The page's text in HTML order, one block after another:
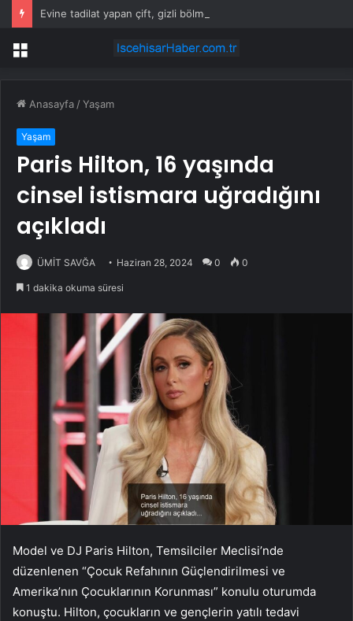
Menü
Anasayfa /Yaşam
Yaşam
Paris Hilton, 16 yaşında
cinsel istismara uğradığını
açıkladı
ÜMİT SAVĞA Haziran 28, 2024 0 0
1 dakika okuma süresi
Model ve DJ Paris Hilton, Temsilciler Meclisi’nde
düzenlenen “Çocuk Refahının Güçlendirilmesi ve
Amerika’nın Çocuklarının Korunması” konulu oturumda
konuştu. Hilton, çocukların ve gençlerin yatılı tedavi